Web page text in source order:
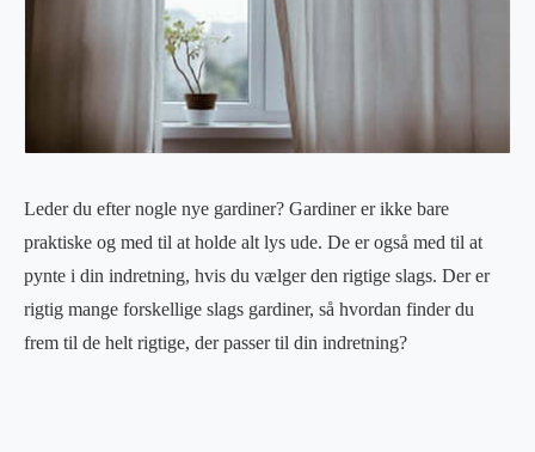
Leder du efter nogle nye gardiner? Gardiner er ikke bare
praktiske og med til at holde alt lys ude. De er også med til at
pynte i din indretning, hvis du vælger den rigtige slags. Der er
rigtig mange forskellige slags gardiner, så hvordan finder du
frem til de helt rigtige, der passer til din indretning?